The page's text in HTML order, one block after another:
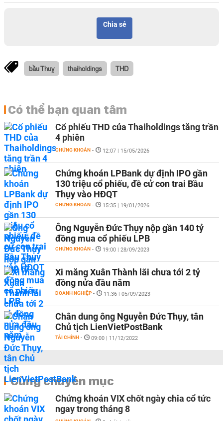
Chia sẻ
bầu Thuỵ thaiholdings THD
Có thể bạn quan tâm
Cổ phiếu THD của Thaiholdings tăng trần
4 phiên
CHỨNG KHOÁN - 12:07 | 15/05/2026
Chứng khoán LPBank dự định IPO gần
130 triệu cổ phiếu, đề cử con trai Bầu
Thụy vào HĐQT
CHỨNG KHOÁN - 15:35 | 19/01/2026
Ông Nguyễn Đức Thụy nộp gần 140 tỷ
đồng mua cổ phiếu LPB
CHỨNG KHOÁN - 19:00 | 28/09/2023
Xi măng Xuân Thành lãi chưa tới 2 tỷ
đồng nửa đầu năm
DOANH NGHIỆP - 11:36 | 05/09/2023
Chân dung ông Nguyễn Đức Thụy, tân
Chủ tịch LienVietPostBank
TÀI CHÍNH - 09:00 | 11/12/2022
Cùng chuyên mục
Chứng khoán VIX chốt ngày chia cổ tức
ngay trong tháng 8